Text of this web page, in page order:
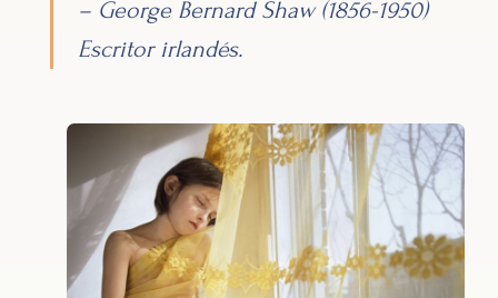
– George Bernard Shaw (1856-1950)
Escritor irlandés.